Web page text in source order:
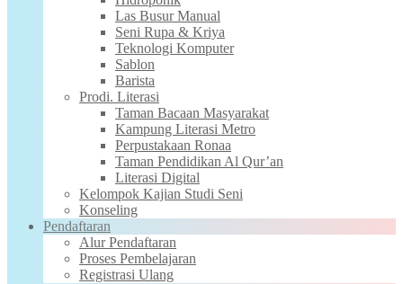
Las Busur Manual
Seni Rupa & Kriya
Teknologi Komputer
Sablon
Barista
Prodi. Literasi
Taman Bacaan Masyarakat
Kampung Literasi Metro
Perpustakaan Ronaa
Taman Pendidikan Al Qur’an
Literasi Digital
Kelompok Kajian Studi Seni
Konseling
Pendaftaran
Alur Pendaftaran
Proses Pembelajaran
Registrasi Ulang